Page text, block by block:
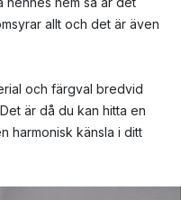
allt och det är även
och färgval bredvid
är då du kan hitta en
harmonisk känsla i ditt